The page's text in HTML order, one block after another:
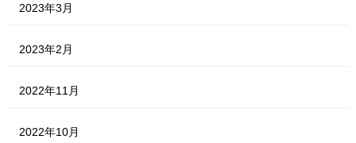
2023年3月
2023年2月
2022年11月
2022年10月